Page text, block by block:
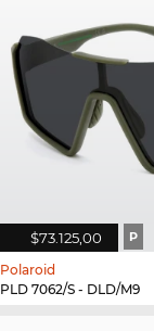
$73.125,00 P
Polaroid
PLD 7062/S - DLD/M9